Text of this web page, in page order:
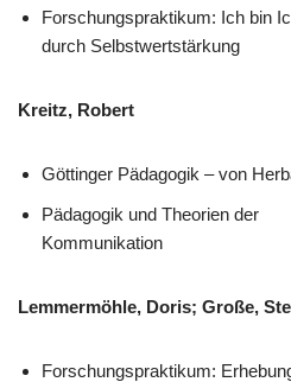
Forschungspraktikum: Ich bin
durch Selbstwertstärkung
Kreitz, Robert
Göttinger Pädagogik – von
Pädagogik und Theorien der
Lemmermöhle, Doris; Große,
Forschungspraktikum: